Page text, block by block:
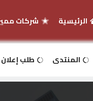
الرئيسية شركات
المنتدى طلب إعلان